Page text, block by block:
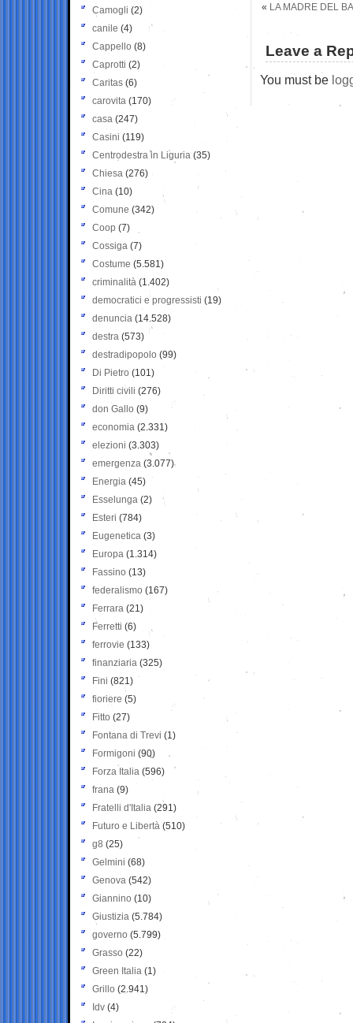
« LA MADRE DEL
Leave a
You must be
Camogli (2)
canile (4)
Cappello (8)
Caprotti (2)
Caritas (6)
carovita (170)
casa (247)
Casini (119)
Centrodestra in Liguria (35)
Chiesa (276)
Cina (10)
Comune (342)
Coop (7)
Cossiga (7)
Costume (5.581)
criminalità (1.402)
democratici e progressisti (19)
denuncia (14.528)
destra (573)
destradipopolo (99)
Di Pietro (101)
Diritti civili (276)
don Gallo (9)
economia (2.331)
elezioni (3.303)
emergenza (3.077)
Energia (45)
Esselunga (2)
Esteri (784)
Eugenetica (3)
Europa (1.314)
Fassino (13)
federalismo (167)
Ferrara (21)
Ferretti (6)
ferrovie (133)
finanziaria (325)
Fini (821)
fioriere (5)
Fitto (27)
Fontana di Trevi (1)
Formigoni (90)
Forza Italia (596)
frana (9)
Fratelli d'Italia (291)
Futuro e Libertà (510)
g8 (25)
Gelmini (68)
Genova (542)
Giannino (10)
Giustizia (5.784)
governo (5.799)
Grasso (22)
Green Italia (1)
Grillo (2.941)
Idv (4)